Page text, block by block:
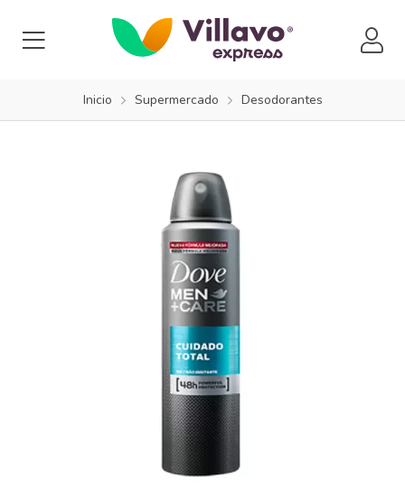
Inicio Supermercado Desodorantes